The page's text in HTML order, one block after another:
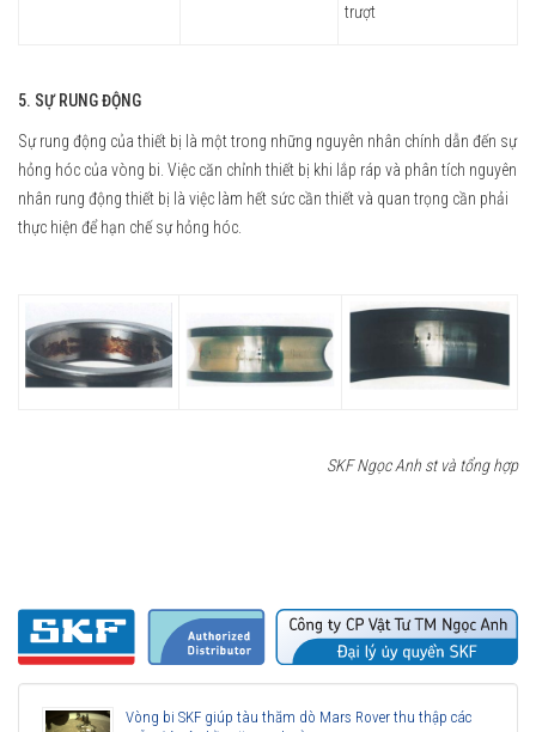
trượt
5. SỰ RUNG ĐỘNG
Sự rung động của thiết bị là một trong những nguyên nhân chính dẫn đến sự
hỏng hóc của vòng bi. Việc căn chỉnh thiết bị khi lắp ráp và phân tích nguyên
nhân rung động thiết bị là việc làm hết sức cần thiết và quan trọng cần phải
thực hiện để hạn chế sự hỏng hóc.
SKF Ngọc Anh st và tổng hợp
Vòng bi SKF giúp tàu thăm dò Mars Rover thu thập các